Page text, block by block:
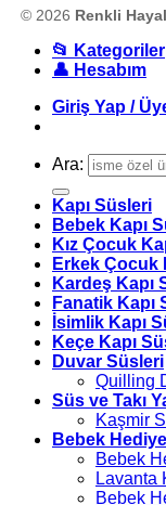
© 2026 Renkli
📂 Kategoriler
👤 Hesabım
Giriş Yap /
Ara:
Kapı Süsleri
Bebek Kapı
Kız Çocuk
Erkek Çocuk
Kardeş Kapı
Fanatik Kapı
İsimlik Kapı
Keçe Kapı
Duvar Süsleri
Quilling
Süs ve Takı
Kaşmir
Bebek
Bebek
Lavanta
Bebek